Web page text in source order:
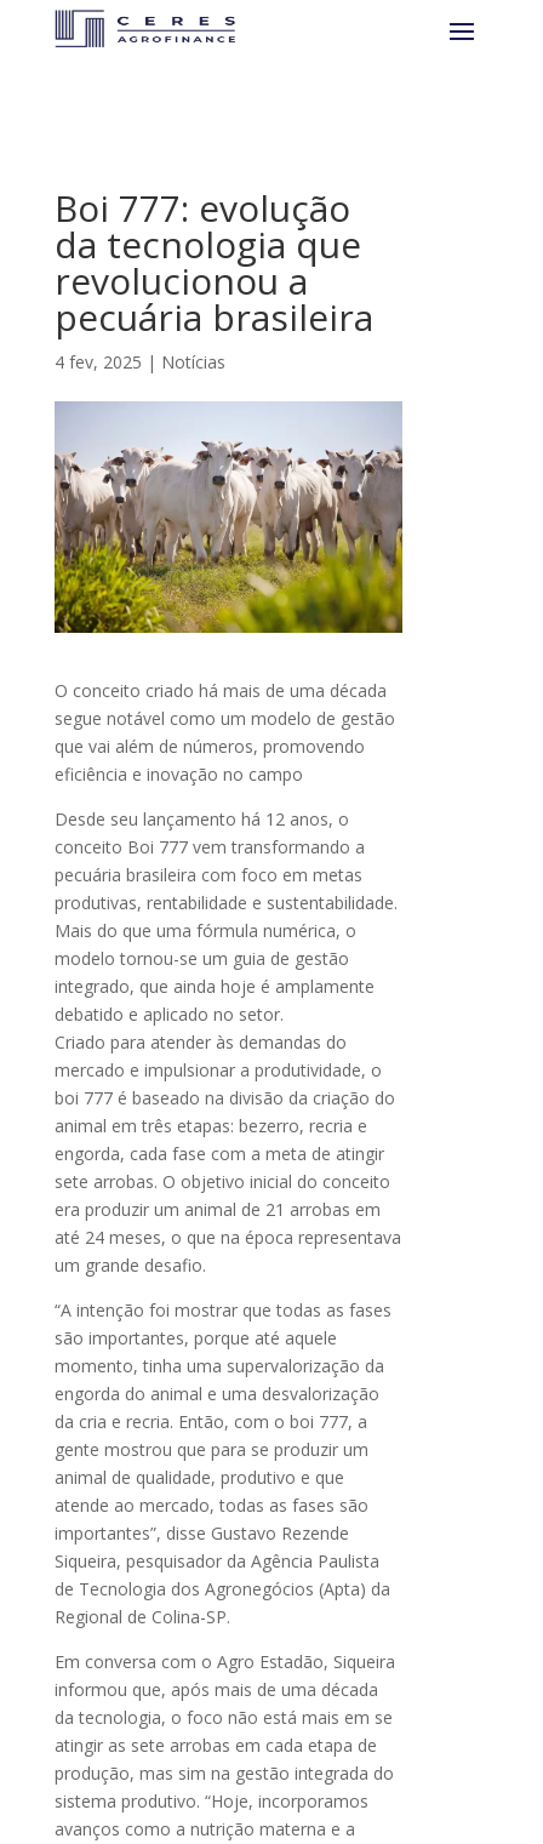
Boi 777: evolução
da tecnologia que
revolucionou a
pecuária brasileira
4 fev, 2025 | Notícias
O conceito criado há mais de uma década
segue notável como um modelo de gestão
que vai além de números, promovendo
eficiência e inovação no campo
Desde seu lançamento há 12 anos, o
conceito Boi 777 vem transformando a
pecuária brasileira com foco em metas
produtivas, rentabilidade e sustentabilidade.
Mais do que uma fórmula numérica, o
modelo tornou-se um guia de gestão
integrado, que ainda hoje é amplamente
debatido e aplicado no setor.
Criado para atender às demandas do
mercado e impulsionar a produtividade, o
boi 777 é baseado na divisão da criação do
animal em três etapas: bezerro, recria e
engorda, cada fase com a meta de atingir
sete arrobas. O objetivo inicial do conceito
era produzir um animal de 21 arrobas em
até 24 meses, o que na época representava
um grande desafio.
“A intenção foi mostrar que todas as fases
são importantes, porque até aquele
momento, tinha uma supervalorização da
engorda do animal e uma desvalorização
da cria e recria. Então, com o boi 777, a
gente mostrou que para se produzir um
animal de qualidade, produtivo e que
atende ao mercado, todas as fases são
importantes”, disse Gustavo Rezende
Siqueira, pesquisador da Agência Paulista
de Tecnologia dos Agronegócios (Apta) da
Regional de Colina-SP.
Em conversa com o Agro Estadão, Siqueira
informou que, após mais de uma década
da tecnologia, o foco não está mais em se
atingir as sete arrobas em cada etapa de
produção, mas sim na gestão integrada do
sistema produtivo. “Hoje, incorporamos
avanços como a nutrição materna e a